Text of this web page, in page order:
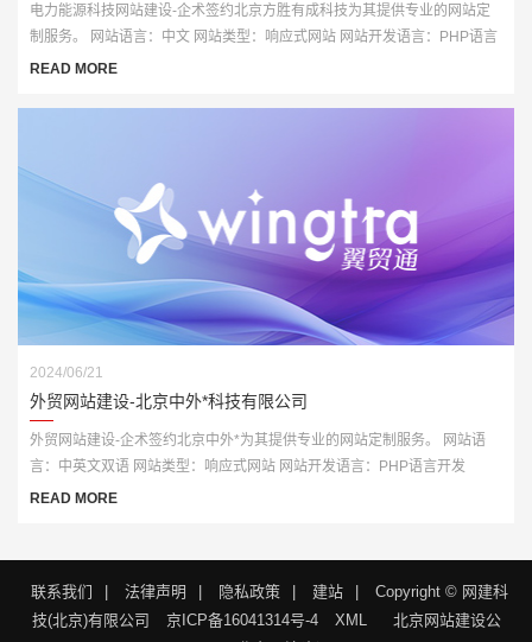
电力能源科技网站建设-企术签约北京方胜有成科技为其提供专业的网站定
制服务。 网站语言：中文 网站类型：响应式网站 网站开发语言：PHP语言
开发
READ MORE
2024/06/21
外贸网站建设-北京中外*科技有限公司
外贸网站建设-企术签约北京中外*为其提供专业的网站定制服务。 网站语
言：中英文双语 网站类型：响应式网站 网站开发语言：PHP语言开发
READ MORE
联系我们 法律声明 隐私政策 建站
Copyright © 网建科
技(北京)有限公司
京ICP备16041314号-4 XML
北京网站建设公